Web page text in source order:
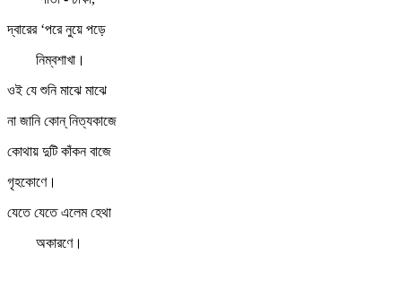
দ্বারের ‘পরে নুয়ে পড়ে
নিম্বশাখা।
ওই যে শুনি মাঝে মাঝে
না জানি কোন্‌ নিত্যকাজে
কোথায় দুটি কাঁকন বাজে
গৃহকোণে।
যেতে যেতে এলেম হেথা
অকারণে।